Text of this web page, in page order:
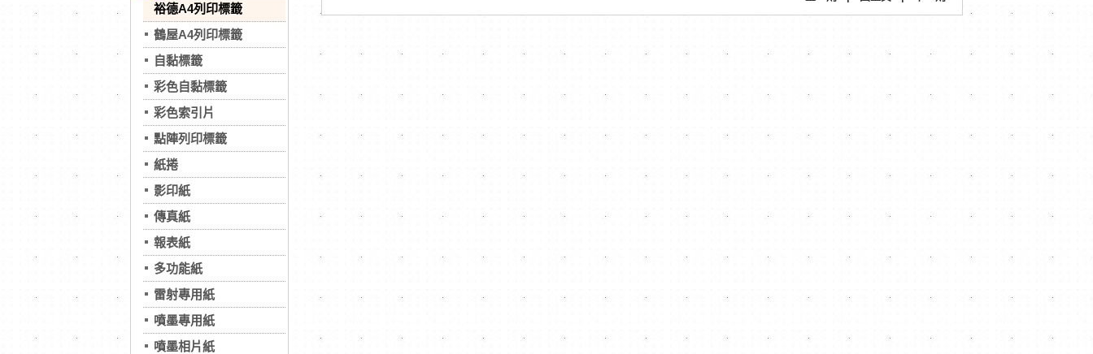
裕德A4列印標籤
鶴屋A4列印標籤
自黏標籤
彩色自黏標籤
彩色索引片
點陣列印標籤
紙捲
影印紙
傳真紙
報表紙
多功能紙
雷射專用紙
噴墨專用紙
噴墨相片紙